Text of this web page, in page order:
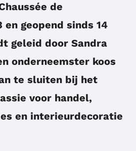
de
geopend sinds 14
geleid door Sandra
onderneemster koos
te sluiten bij het
voor handel,
en interieurdecoratie